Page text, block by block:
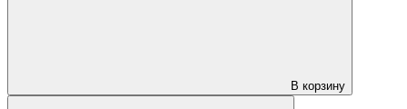
В корзину